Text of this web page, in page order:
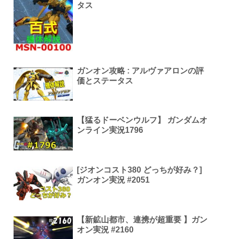
タス
ガンオン攻略 : アルヴァアロンの評
価とステータス
【猛るドーベンウルフ】 ガンダムオ
ンライン実況1796
[ジオンコスト380 どっちが好み？]
ガンオン実況 #2051
【新鉱山都市、連携が超重要 】ガン
オン実況 #2160